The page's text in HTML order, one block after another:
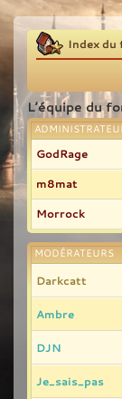
Index du
L’équipe du
GodRage
m8mat
Morrock
MODÉRATEURS
Darkcatt
Ambre
DJN
Je_sais_pas